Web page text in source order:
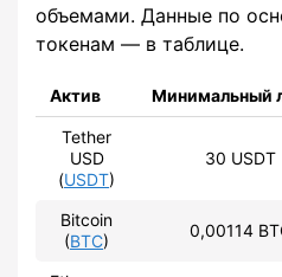
объемами. Данные по
токенам — в таблице.
Актив Минимальный
Tether
USD
(USDT)
30 USDT
Bitcoin
(BTC)
0,00114